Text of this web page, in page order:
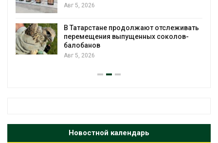
Авг 5, 2026
В Татарстане продолжают отслеживать
перемещения выпущенных соколов-
балобанов
Авг 5, 2026
Новостной календарь